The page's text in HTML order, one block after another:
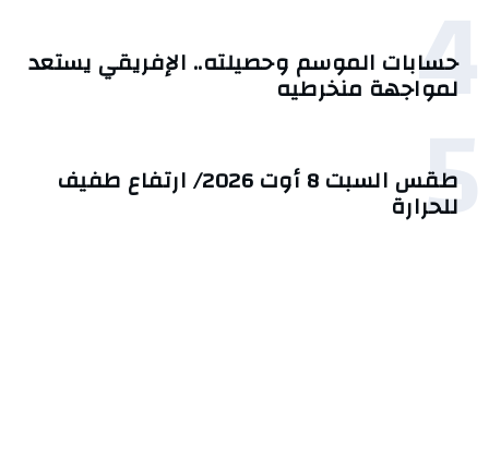
4
حسابات الموسم وحصيلته.. الإفريقي يستعد
لمواجهة منخرطيه
5 طقس السبت 8 أوت 2026/ ارتفاع طفيف
للحرارة